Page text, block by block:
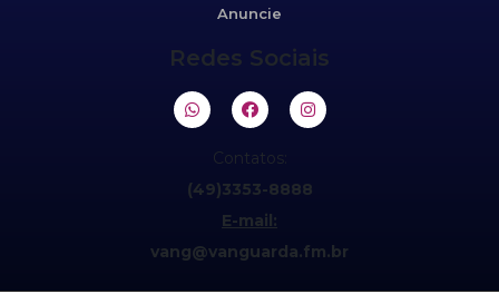
Anuncie
Redes Sociais
Contatos:
(49)3353-8888
E-mail:
vang@vanguarda.fm.br